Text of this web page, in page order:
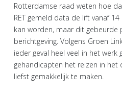
Rotterdamse raad weten hoe
RET gemeld data de lift vanaf
kan worden, maar dit gebeurde
berichtgeving. Volgens Groen
ieder geval heel veel in het
gehandicapten het reizen in het
liefst gemakkelijk te maken.